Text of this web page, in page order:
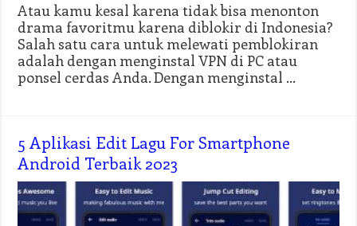
Atau kamu kesal karena tidak bisa menonton
drama favoritmu karena diblokir di Indonesia?
Salah satu cara untuk melewati pemblokiran
adalah dengan menginstal VPN di PC atau
ponsel cerdas Anda. Dengan menginstal …
5 Aplikasi Edit Lagu For Smartphone
Android Terbaik 2023